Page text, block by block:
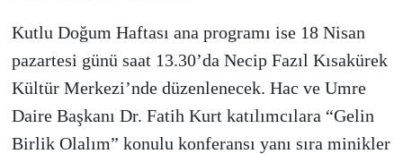
Kutlu Doğum Haftası ana programı ise 18 Nisan
pazartesi günü saat 13.30’da Necip Fazıl Kısakürek
Kültür Merkezi’nde düzenlenecek. Hac ve Umre
Daire Başkanı Dr. Fatih Kurt katılımcılara “Gelin
Birlik Olalım” konulu konferansı yanı sıra minikler